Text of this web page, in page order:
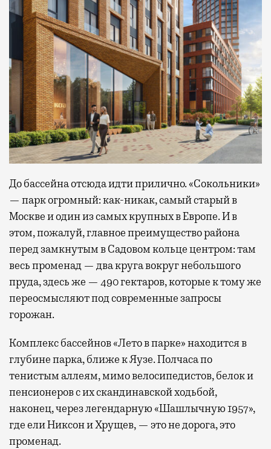
До бассейна отсюда идти прилично. «Сокольники»
— парк огромный: как-никак, самый старый в
Москве и один из самых крупных в Европе. И в
этом, пожалуй, главное преимущество района
перед замкнутым в Садовом кольце центром: там
весь променад — два круга вокруг небольшого
пруда, здесь же — 490 гектаров, которые к тому же
переосмысляют под современные запросы
горожан.
Комплекс бассейнов «Лето в парке» находится в
глубине парка, ближе к Яузе. Полчаса по
тенистым аллеям, мимо велосипедистов, белок и
пенсионеров с их скандинавской ходьбой,
наконец, через легендарную «Шашлычную 1957»,
где ели Никсон и Хрущев, — это не дорога, это
променад.